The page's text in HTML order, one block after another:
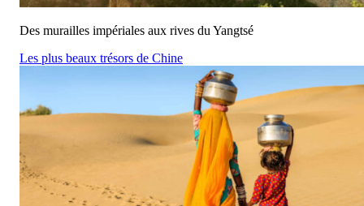
Des murailles impériales aux rives du Yangtsé
Les plus beaux trésors de Chine